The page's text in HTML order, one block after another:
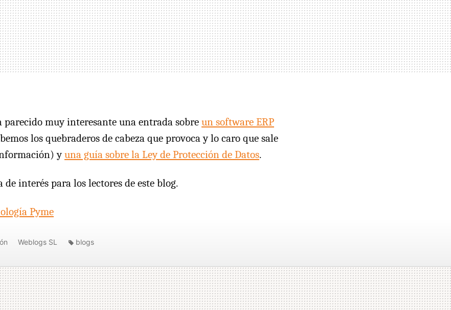
parecido muy interesante una entrada sobre un software ERP
los quebraderos de cabeza que provoca y lo caro que sale
yuna guía sobre la Ley de Protección de Datos.
de interés para los lectores de este blog.
Pyme
Weblogs SL blogs